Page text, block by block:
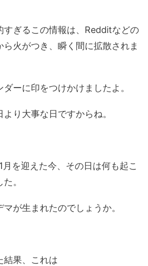
すぎるこの情報は、Redditなどの
火がつき、瞬く間に拡散されま
ーに印をつけかけましたよ。
り大事な日ですからね。
を迎えた今、その日は何も起こ
。
が生まれたのでしょうか。
結果、これは